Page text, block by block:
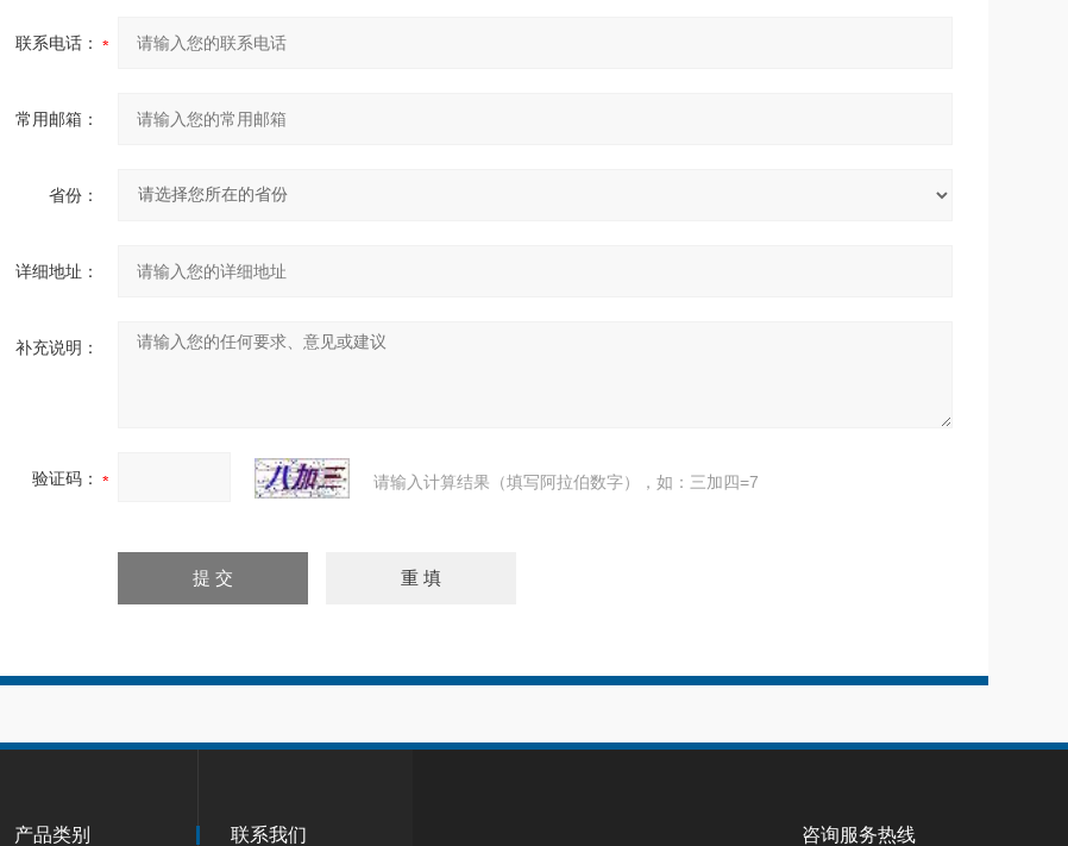
联系电话：
常用邮箱：
省份：
详细地址：
补充说明：
验证码： 请输入计算结果（填写阿拉伯数字），如：三加四=7
产品类别 联系我们 咨询服务热线